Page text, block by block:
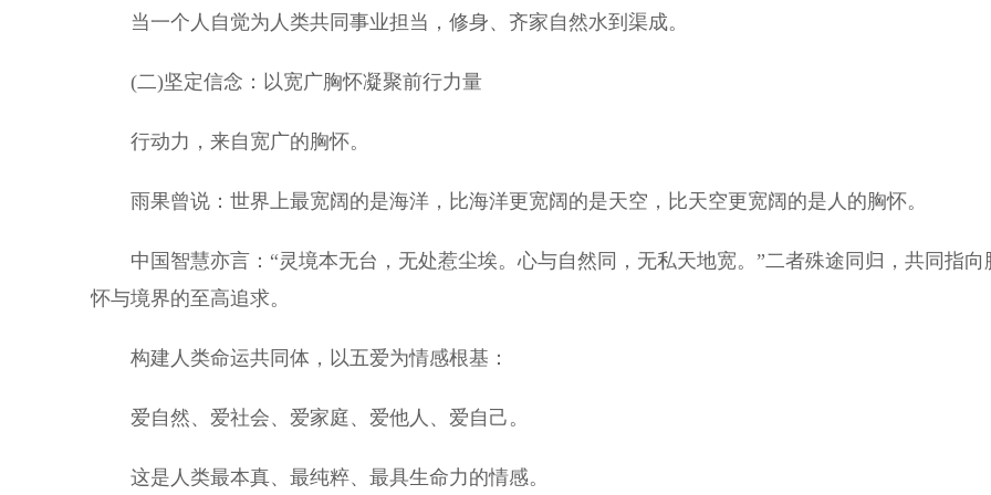
当一个人自觉为人类共同事业担当，修身、齐家自然水到渠成。
(二)坚定信念：以宽广胸怀凝聚前行力量
行动力，来自宽广的胸怀。
雨果曾说：世界上最宽阔的是海洋，比海洋更宽阔的是天空，比天空更宽阔的是人的胸怀。
中国智慧亦言：“灵境本无台，无处惹尘埃。心与自然同，无私天地宽。”二者殊途同归，共同指向
怀与境界的至高追求。
构建人类命运共同体，以五爱为情感根基：
爱自然、爱社会、爱家庭、爱他人、爱自己。
这是人类最本真、最纯粹、最具生命力的情感。